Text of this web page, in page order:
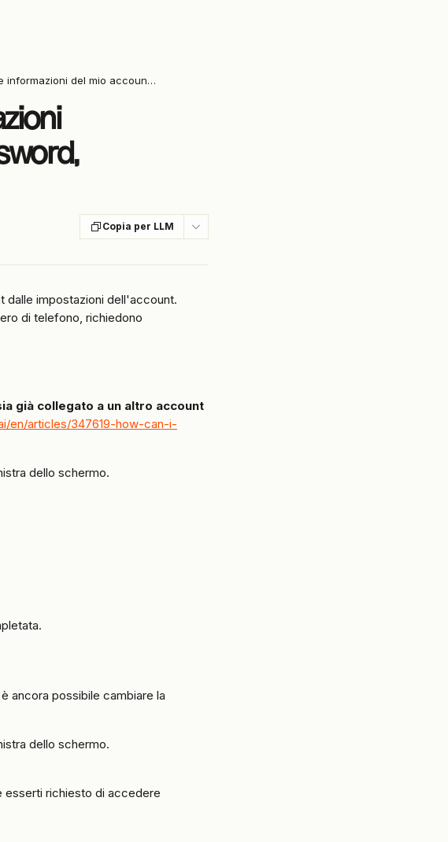
Come aggiornare le informazioni del mio account (email, password, 2FA e numero di telefono)?
Copia per LLM
dalle impostazioni dell'account.
di telefono, richiedono
già collegato a un altro account
en/articles/347619-how-can-i-
dello schermo.
ancora possibile cambiare la
dello schermo.
esserti richiesto di accedere